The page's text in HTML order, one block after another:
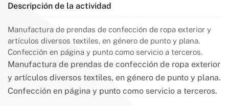
Descripción de la actividad
Manufactura de prendas de confección de ropa exterior y
artículos diversos textiles, en género de punto y plana.
Confección en página y punto como servicio a terceros.
Manufactura de prendas de confección de ropa exterior
y artículos diversos textiles, en género de punto y plana.
Confección en página y punto como servicio a terceros.